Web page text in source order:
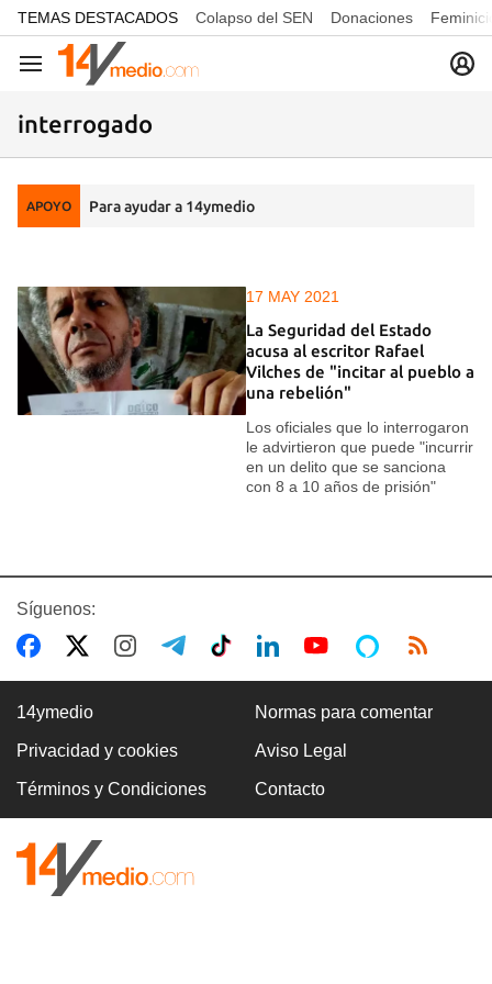
common.go-to-content
TEMAS DESTACADOS Colapso del SEN Donaciones
Navegación
interrogado
APOYO Para ayudar a 14ymedio
17 MAY 2021
La Seguridad del Estado
acusa al escritor Rafael
Vilches de "incitar al pueblo a
una rebelión"
Los oficiales que lo interrogaron
le advirtieron que puede "incurrir
en un delito que se sanciona
con 8 a 10 años de prisión"
Síguenos:
14ymedio Normas para comentar
Privacidad y cookies Aviso Legal
Términos y Condiciones Contacto